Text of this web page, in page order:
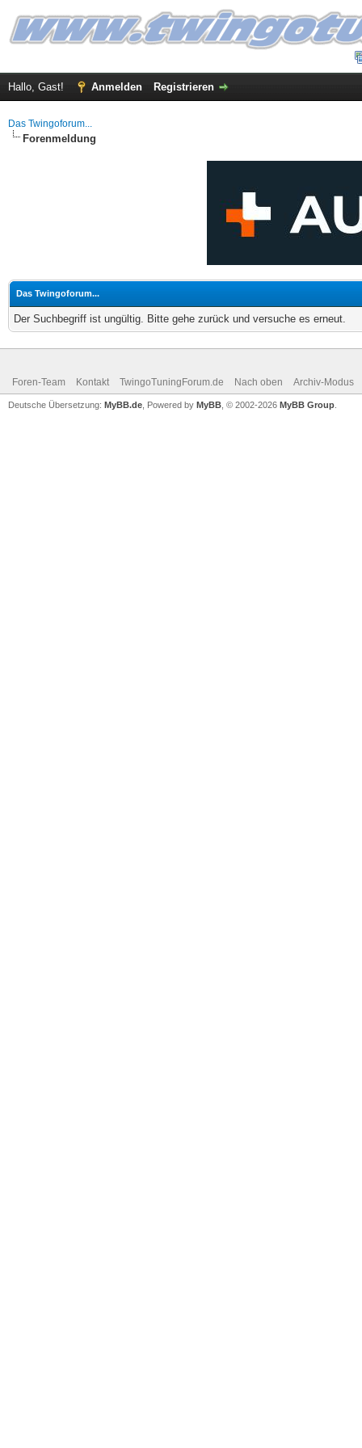
Hallo, Gast! Anmelden Registrieren
Das Twingoforum...
Forenmeldung
Das Twingoforum...
Der Suchbegriff ist ungültig. Bitte gehe zurück und versuche es erneut.
Foren-Team Kontakt TwingoTuningForum.de Nach oben Archiv-Modus
Deutsche Übersetzung: MyBB.de , Powered by MyBB , © 2002-2026 MyBB Group